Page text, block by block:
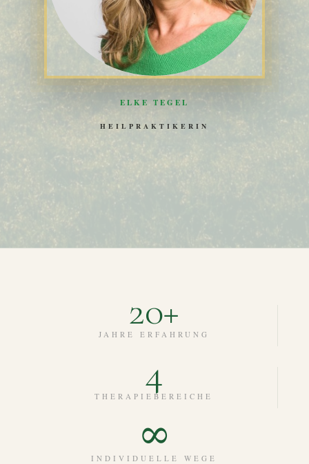
ELKE TEGEL
HEILPRAKTIKERIN
20+
JAHRE ERFAHRUNG
4
THERAPIEBEREICHE
∞
INDIVIDUELLE WEGE